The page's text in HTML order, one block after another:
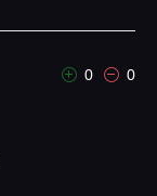
0 0